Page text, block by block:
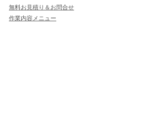
無料お見積り＆お問合せ
作業内容メニュー